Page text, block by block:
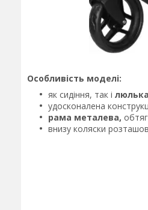
Особливість моделі:
як сидіння, так і
удосконалена
рама металева,
внизу коляски